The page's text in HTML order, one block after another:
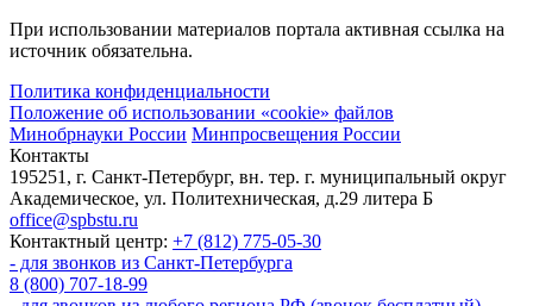
При использовании материалов портала активная ссылка на
источник обязательна.
Политика конфиденциальности
Положение об использовании «cookie» файлов
Минобрнауки России Минпросвещения России
Контакты
195251, г. Санкт-Петербург, вн. тер. г. муниципальный округ
Академическое, ул. Политехническая, д.29 литера Б
office@spbstu.ru
Контактный центр: +7 (812) 775-05-30
- для звонков из Санкт-Петербурга
8 (800) 707-18-99